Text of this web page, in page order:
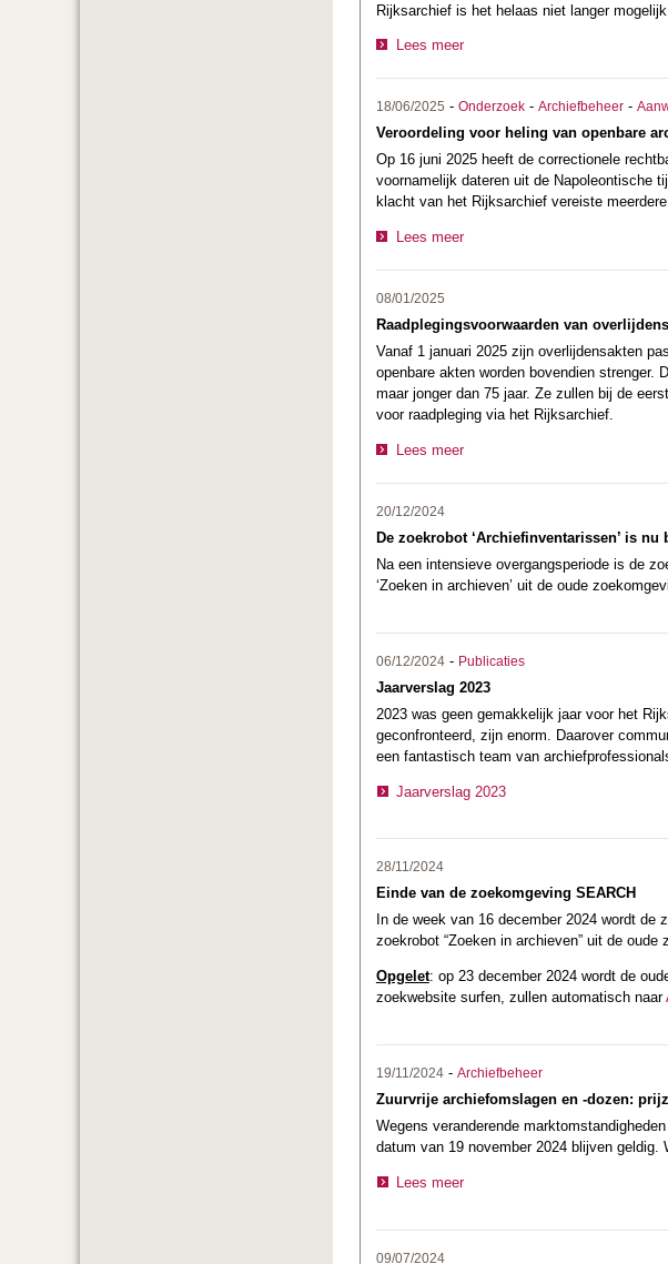
Rijksarchief is het helaas niet langer
Lees meer
18/06/2025 - Onderzoek- Archiefbeheer-
Veroordeling voor heling van openbare
Op 16 juni 2025 heeft de correctionele
voornamelijk dateren uit de Napoleontische
klacht van het Rijksarchief vereiste
Lees meer
08/01/2025
Raadplegingsvoorwaarden van
Vanaf 1 januari 2025 zijn overlijdensakten
openbare akten worden bovendien strenger.
maar jonger dan 75 jaar. Ze zullen bij de
voor raadpleging via het Rijksarchief.
Lees meer
20/12/2024
De zoekrobot ‘Archiefinventarissen’ is nu
Na een intensieve overgangsperiode is de
‘Zoeken in archieven’ uit de oude
06/12/2024- Publicaties
Jaarverslag 2023
2023 was geen gemakkelijk jaar voor het
geconfronteerd, zijn enorm. Daarover
een fantastisch team van
Jaarverslag 2023
28/11/2024
Einde van de zoekomgeving SEARCH
In de week van 16 december 2024 wordt de
zoekrobot “Zoeken in archieven” uit de oude
Opgelet: op 23 december 2024 wordt de
zoekwebsite surfen, zullen automatisch naar
19/11/2024- Archiefbeheer
Zuurvrije archiefomslagen en -dozen:
Wegens veranderende
datum van 19 november 2024 blijven
Lees meer
09/07/2024